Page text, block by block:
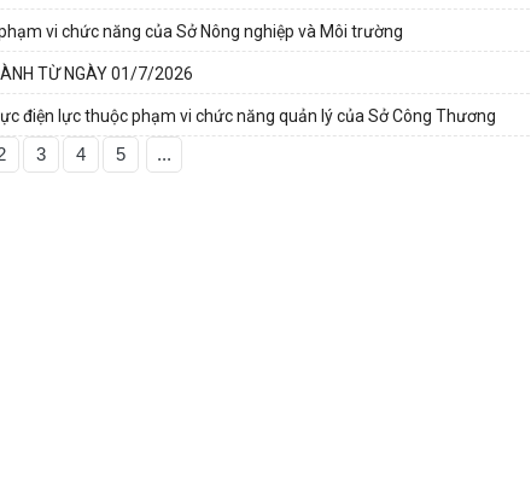
vi chức năng của Sở Nông nghiệp và Môi trường
TỪ NGÀY 01/7/2026
điện lực thuộc phạm vi chức năng quản lý của Sở Công Thương
3 4 5 ...